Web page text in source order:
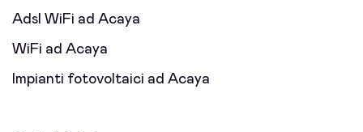
Adsl WiFi ad Acaya
WiFi ad Acaya
Impianti fotovoltaici ad Acaya